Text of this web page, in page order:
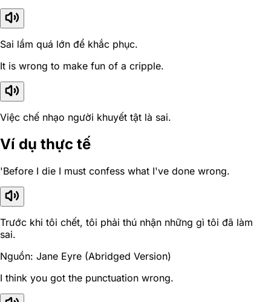
Sai lầm quá lớn để khắc phục.
It is wrong to make fun of a cripple.
Việc chế nhạo người khuyết tật là sai.
Ví dụ thực tế
'Before I die I must confess what I've done wrong.
Trước khi tôi chết, tôi phải thú nhận những gì tôi đã làm
sai.
Nguồn: Jane Eyre (Abridged Version)
I think you got the punctuation wrong.